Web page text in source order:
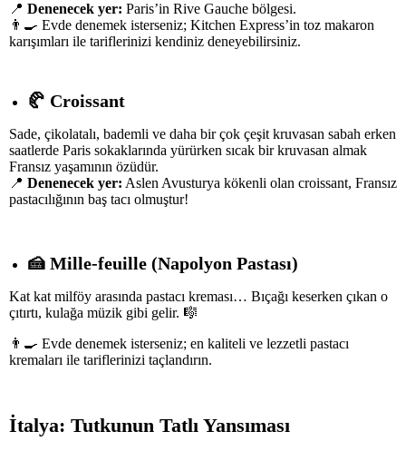
📍 Denenecek yer: Paris’in Rive Gauche bölgesi.
👨‍🍳 Evde denemek isterseniz; Kitchen Express’in toz makaron
karışımları ile tariflerinizi kendiniz deneyebilirsiniz.
🥐 Croissant
Sade, çikolatalı, bademli ve daha bir çok çeşit kruvasan sabah erken
saatlerde Paris sokaklarında yürürken sıcak bir kruvasan almak
Fransız yaşamının özüdür.
📍 Denenecek yer: Aslen Avusturya kökenli olan croissant, Fransız
pastacılığının baş tacı olmuştur!
🍰 Mille-feuille (Napolyon Pastası)
Kat kat milföy arasında pastacı kreması… Bıçağı keserken çıkan o
çıtırtı, kulağa müzik gibi gelir. 🎼
👨‍🍳 Evde denemek isterseniz; en kaliteli ve lezzetli pastacı
kremaları ile tariflerinizi taçlandırın.
İtalya: Tutkunun Tatlı Yansıması